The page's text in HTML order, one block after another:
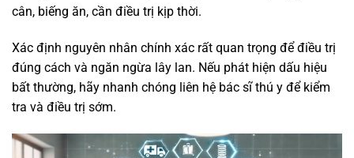
cân, biếng ăn, cần điều trị kịp thời.
Xác định nguyên nhân chính xác rất quan trọng để điều trị
đúng cách và ngăn ngừa lây lan. Nếu phát hiện dấu hiệu
bất thường, hãy nhanh chóng liên hệ bác sĩ thú y để kiểm
tra và điều trị sớm.